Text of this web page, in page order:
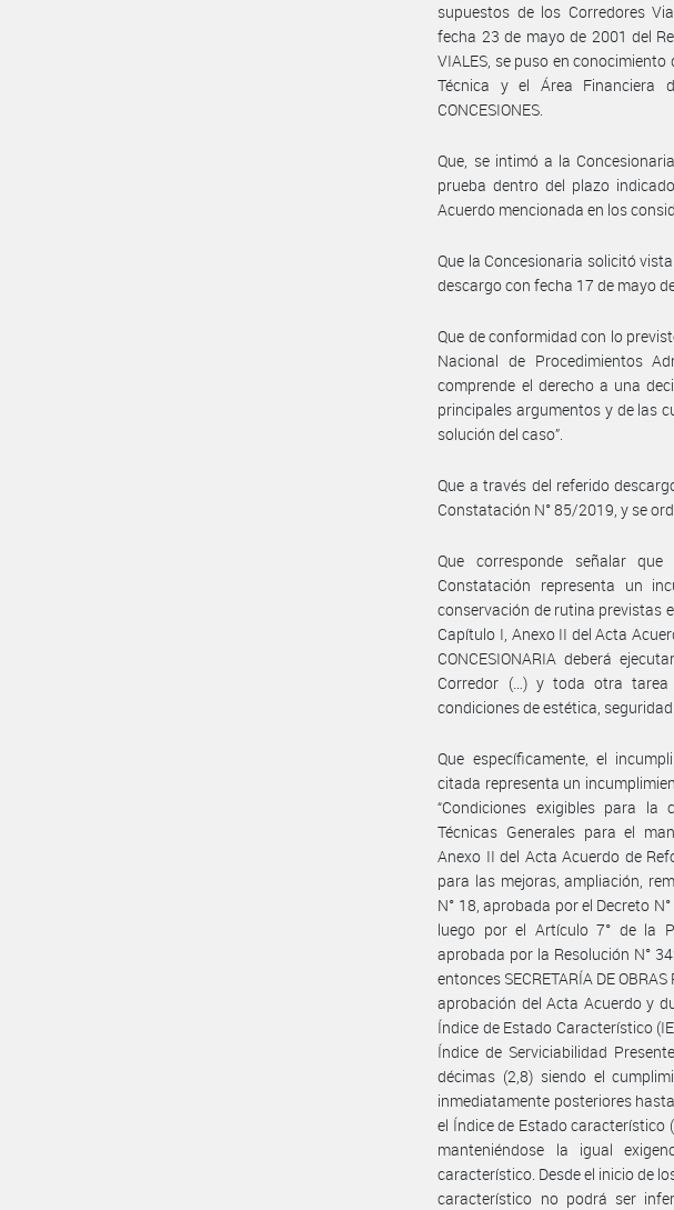
supuestos de los Corredores
fecha 23 de mayo de 2001 del
VIALES, se puso en
Técnica y el Área Financiera
CONCESIONES.
Que, se intimó a la
prueba dentro del plazo
Acuerdo mencionada en los
Que la Concesionaria solicitó
descargo con fecha 17 de mayo
Que de conformidad con lo
Nacional de Procedimientos
comprende el derecho a una
principales argumentos y de las
solución del caso”.
Que a través del referido
Constatación N° 85/2019, y se
Que corresponde señalar
Constatación representa un
conservación de rutina previstas
Capítulo I, Anexo II del Acta
CONCESIONARIA deberá
Corredor (…) y toda otra tarea
condiciones de estética, seguridad
Que específicamente, el
citada representa un
“Condiciones exigibles para la
Técnicas Generales para el
Anexo II del Acta Acuerdo de
para las mejoras, ampliación,
N° 18, aprobada por el Decreto
luego por el Artículo 7° de la
aprobada por la Resolución N°
entonces SECRETARÍA DE
aprobación del Acta Acuerdo y
Índice de Estado Característico
Índice de Serviciabilidad
décimas (2,8) siendo el
inmediatamente posteriores
el Índice de Estado característico
manteniéndose la igual
característico. Desde el inicio de
característico no podrá ser